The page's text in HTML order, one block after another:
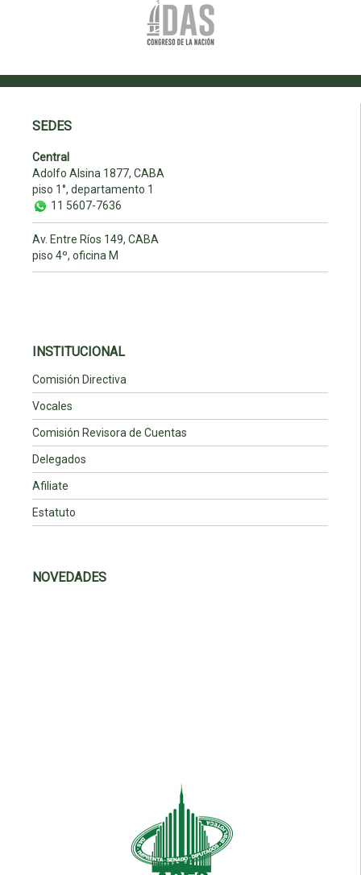
SEDES
Central
Adolfo Alsina 1877, CABA
piso 1°, departamento 1
11 5607-7636
Av. Entre Ríos 149, CABA
piso 4º, oficina M
INSTITUCIONAL
Comisión Directiva
Vocales
Comisión Revisora de Cuentas
Delegados
Afiliate
Estatuto
NOVEDADES